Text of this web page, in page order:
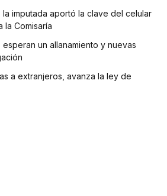
la imputada aportó la clave del celular
la Comisaría
esperan un allanamiento y nuevas
a extranjeros, avanza la ley de